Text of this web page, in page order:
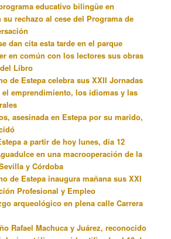
educativo bilingüe en
rechazo al cese del Programa de
dan cita esta tarde en el parque
en común con los lectores sus obras
Libro
de Estepa celebra sus XXII Jornadas
el emprendimiento, los idiomas y las
asesinada en Estepa por su marido,
a partir de hoy lunes, día 12
en una macrooperación de la
y Córdoba
de Estepa inaugura mañana sus XXI
Profesional y Empleo
arqueológico en plena calle Carrera
Rafael Machuca y Juárez, reconocido